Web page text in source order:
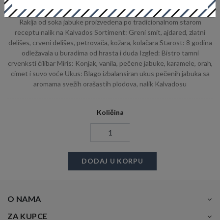
Opis Rakije
Rakija od soka jabuke proizvedena po tradicionalnom starom
receptu nalik na Kalvados Sortiment: Greni smit, ajdared, zlatni
delišes, crveni delišes, petrovača, kožara, kolačara Starost: 8 godina
odležavala u buradima od hrasta i duda Izgled: Bistro tamni
crvenksti ćilibar Miris: Konjak, vanila, pečene jabuke, karamele, orah,
cimet i suvo voće Ukus: Blago izbalansiran ukus pečenih jabuka sa
aromama svežih orašastih plodova, nalik Kalvadosu
Količina
DODAJ U KORPU
O NAMA
ZA KUPCE